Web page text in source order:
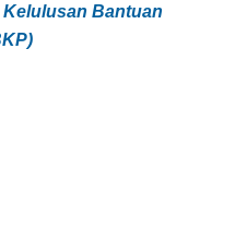
Bantuan